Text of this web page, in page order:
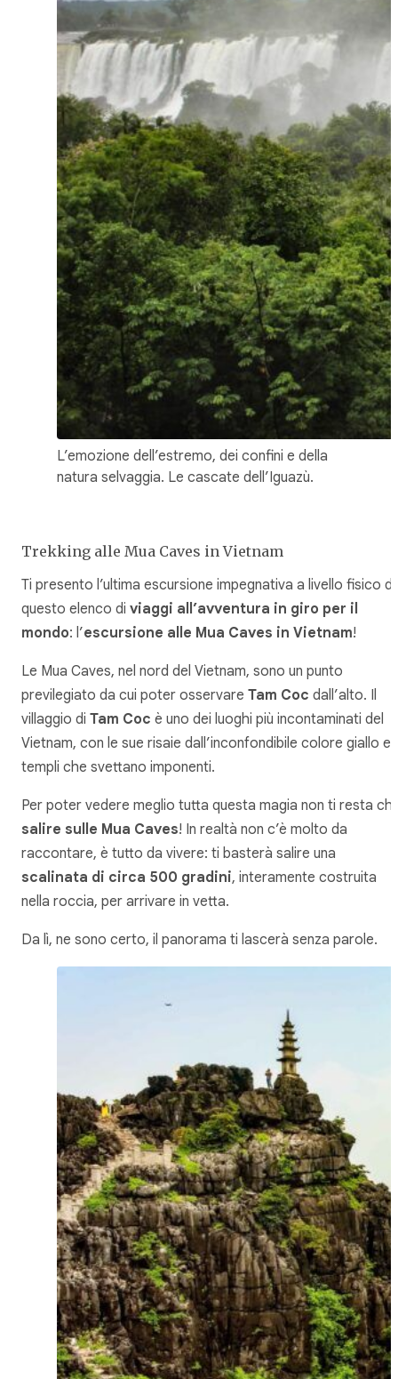
L’emozione dell’estremo, dei confini e della
natura selvaggia. Le cascate dell’Iguazù.
Trekking alle Mua Caves in Vietnam
Ti presento l’ultima escursione impegnativa a livello fisico di
questo elenco di viaggi all’avventura in giro per il
mondo: l’escursione alle Mua Caves in Vietnam!
Le Mua Caves, nel nord del Vietnam, sono un punto
previlegiato da cui poter osservare Tam Coc dall’alto. Il
villaggio di Tam Coc è uno dei luoghi più incontaminati del
Vietnam, con le sue risaie dall’inconfondibile colore giallo e i
templi che svettano imponenti.
Per poter vedere meglio tutta questa magia non ti resta
salire sulle Mua Caves! In realtà non c’è molto da
raccontare, è tutto da vivere: ti basterà salire una
scalinata di circa 500 gradini, interamente costruita
nella roccia, per arrivare in vetta.
Da lì, ne sono certo, il panorama ti lascerà senza parole.